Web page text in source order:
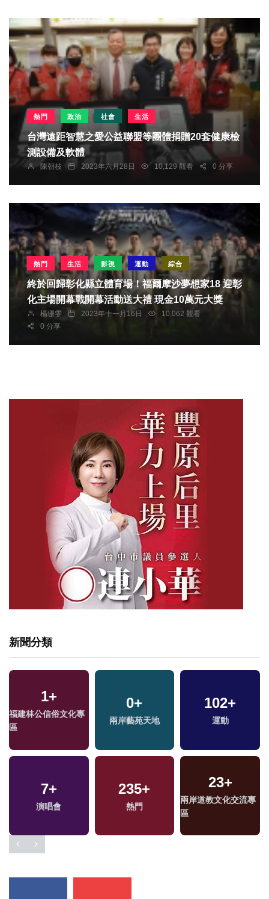
熱門 政治 社會 生活
台灣遠距智慧之愛公益聯盟等團體捐贈20套健康檢
測設備及軟體
陳朝枝 2023年六月28日 10,129 觀看 0 分享
熱門 生活 影視 運動 綜合
終於回歸彰化縣立體育場！福爾摩沙夢想家18 迎彰
化主場開幕戰開幕活動送大禮 現金10萬元大獎
楊珊雯 2023年十一月16日
10,062 觀看
0 分享
新聞分類
44+
美食
2 +
兩岸佛教文化交流專
670+
政治
170+
藝文
1091+
生活
917+
社會